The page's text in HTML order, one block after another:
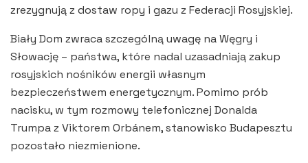
zrezygnują z dostaw ropy i gazu z Federacji Rosyjskiej.
Biały Dom zwraca szczególną uwagę na Węgry i
Słowację – państwa, które nadal uzasadniają zakup
rosyjskich nośników energii własnym
bezpieczeństwem energetycznym. Pomimo prób
nacisku, w tym rozmowy telefonicznej Donalda
Trumpa z Viktorem Orbánem, stanowisko Budapesztu
pozostało niezmienione.